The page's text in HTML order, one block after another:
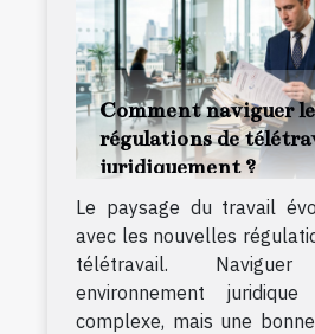
Comment naviguer
régulations de
juridiquement ?
Le paysage du travail
avec les nouvelles
télétravail.
environnement
complexe, mais une